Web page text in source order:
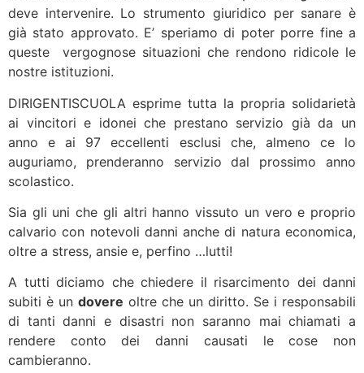
deve intervenire. Lo strumento giuridico per sanare è
già stato approvato. E’ speriamo di poter porre fine a
queste vergognose situazioni che rendono ridicole le
nostre istituzioni.
DIRIGENTISCUOLA esprime tutta la propria solidarietà
ai vincitori e idonei che prestano servizio già da un
anno e ai 97 eccellenti esclusi che, almeno ce lo
auguriamo, prenderanno servizio dal prossimo anno
scolastico.
Sia gli uni che gli altri hanno vissuto un vero e proprio
calvario con notevoli danni anche di natura economica,
oltre a stress, ansie e, perfino …lutti!
A tutti diciamo che chiedere il risarcimento dei danni
subiti è un dovere oltre che un diritto. Se i responsabili
di tanti danni e disastri non saranno mai chiamati a
rendere conto dei danni causati le cose non
cambieranno.